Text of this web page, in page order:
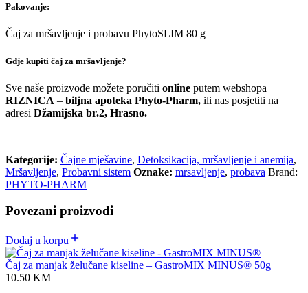
Pakovanje:
Čaj za mršavljenje i probavu PhytoSLIM 80 g
Gdje kupiti čaj za mršavljenje?
Sve naše proizvode možete poručiti online putem webshopa
RIZNICA – biljna apoteka Phyto-Pharm, ili nas posjetiti na
adresi Džamijska br.2, Hrasno.
Kategorije: Čajne mješavine, Detoksikacija, mršavljenje i anemija,
Mršavljenje, Probavni sistem Oznake: mrsavljenje, probava Brand:
PHYTO-PHARM
Povezani proizvodi
Dodaj u korpu
Čaj za manjak želučane kiseline – GastroMIX MINUS® 50g
10.50 KM